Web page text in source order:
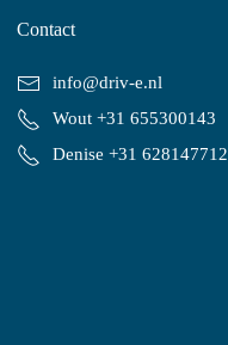
Contact
info@driv-e.nl
Wout +31 655300143
Denise +31 628147712